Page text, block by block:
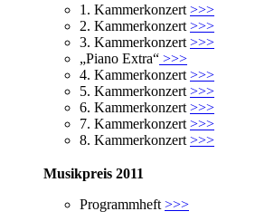
1. Kammerkonzert >>>
2. Kammerkonzert >>>
3. Kammerkonzert >>>
„Piano Extra“ >>>
4. Kammerkonzert >>>
5. Kammerkonzert >>>
6. Kammerkonzert >>>
7. Kammerkonzert >>>
8. Kammerkonzert >>>
Musikpreis 2011
Programmheft >>>